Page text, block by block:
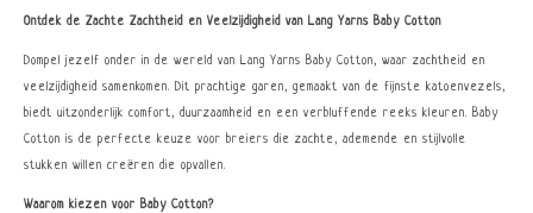
Ontdek de Zachte Zachtheid en Veelzijdigheid van Lang Yarns Baby Cotton
Dompel jezelf onder in de wereld van Lang Yarns Baby Cotton, waar zachtheid en
veelzijdigheid samenkomen. Dit prachtige garen, gemaakt van de fijnste katoenvezels,
biedt uitzonderlijk comfort, duurzaamheid en een verbluffende reeks kleuren. Baby
Cotton is de perfecte keuze voor breiers die zachte, ademende en stijlvolle
stukken willen creëren die opvallen.
Waarom kiezen voor Baby Cotton?